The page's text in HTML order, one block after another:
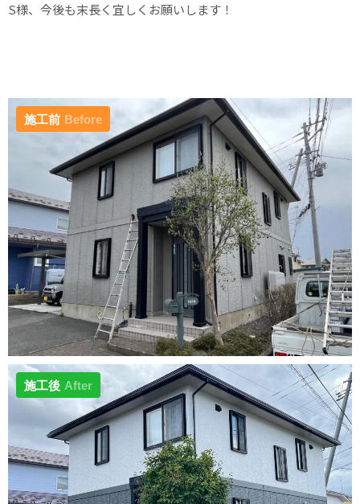
S様、今後も末長く宜しくお願いします！
施工前 Before
施工後 After